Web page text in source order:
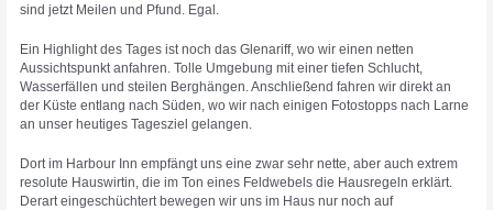
sind jetzt Meilen und Pfund. Egal.
Ein Highlight des Tages ist noch das Glenariff, wo wir einen netten
Aussichtspunkt anfahren. Tolle Umgebung mit einer tiefen Schlucht,
Wasserfällen und steilen Berghängen. Anschließend fahren wir direkt an
der Küste entlang nach Süden, wo wir nach einigen Fotostopps nach Larne
an unser heutiges Tagesziel gelangen.
Dort im Harbour Inn empfängt uns eine zwar sehr nette, aber auch extrem
resolute Hauswirtin, die im Ton eines Feldwebels die Hausregeln erklärt.
Derart eingeschüchtert bewegen wir uns im Haus nur noch auf